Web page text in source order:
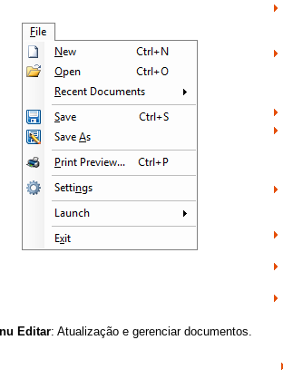
Editar: Atualização e gerenciar documentos.